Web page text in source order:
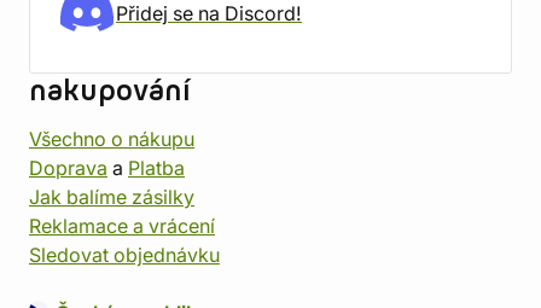
Přidej se na Discord!
nakupování
Všechno o nákupu
Doprava a Platba
Jak balíme zásilky
Reklamace a vrácení
Sledovat objednávku